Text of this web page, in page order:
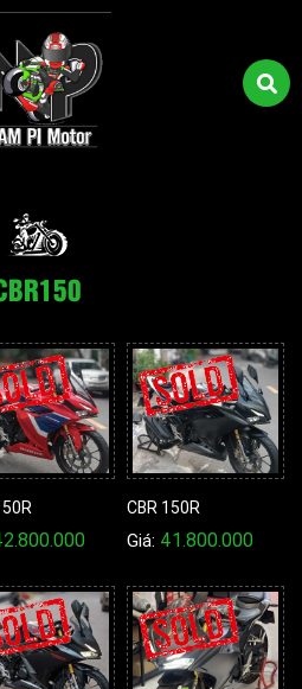
CBR 150R
Giá: 41.800.000